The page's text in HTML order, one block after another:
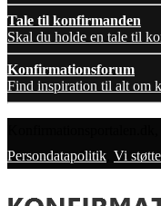
Tale til konfirmanden
Skal du holde en tale til
Konfirmationsforum
Find inspiration til alt om
Persondatapolitik Vi